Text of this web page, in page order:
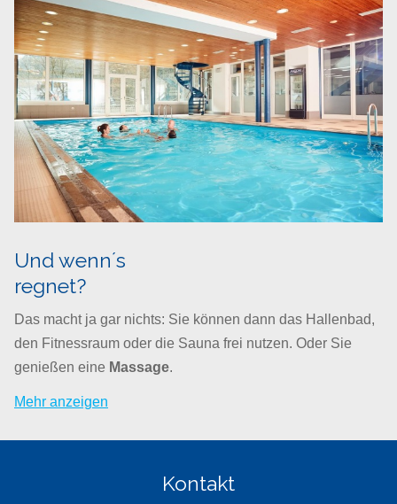
Und wenn´s
regnet?
Das macht ja gar nichts: Sie können dann das Hallenbad,
den Fitnessraum oder die Sauna frei nutzen. Oder Sie
genießen eine Massage.
Mehr anzeigen
Kontakt